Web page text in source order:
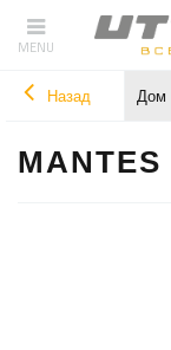
Назад Дом
MANTES